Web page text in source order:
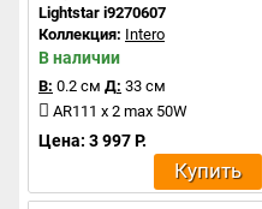
Lightstar i9270607
Коллекция: Intero
В наличии
В: 0.2 см Д: 33 см
AR111 x 2 max 50W
Цена: 3 997 Р.
Купить